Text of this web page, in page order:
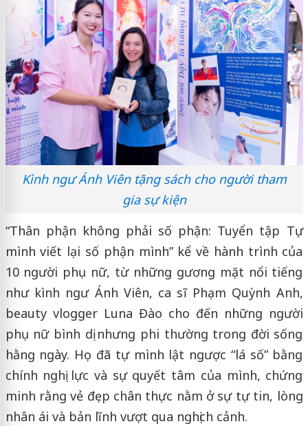
Kình ngư Ánh Viên tặng sách cho người tham
gia sự kiện
“Thân phận không phải số phận: Tuyển tập Tự
mình viết lại số phận mình” kể về hành trình của
10 người phụ nữ, từ những gương mặt nổi tiếng
như kình ngư Ánh Viên, ca sĩ Phạm Quỳnh Anh,
beauty vlogger Luna Đào cho đến những người
phụ nữ bình dị nhưng phi thường trong đời sống
hằng ngày. Họ đã tự mình lật ngược “lá số” bằng
chính nghị lực và sự quyết tâm của mình, chứng
minh rằng vẻ đẹp chân thực nằm ở sự tự tin, lòng
nhân ái và bản lĩnh vượt qua nghịch cảnh.